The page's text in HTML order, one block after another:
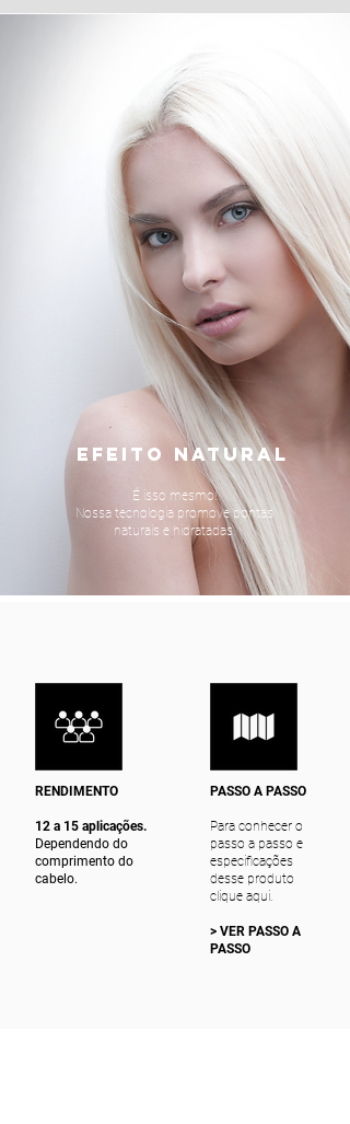
EFEITO NATURAL
É isso mesmo!
Nossa tecnologia promove pontas
naturais e hidratadas.
RENDIMENTO
12 a 15 aplicações.
Dependendo do
comprimento do
cabelo.
PASSO A PASSO
Para conhecer o
passo a passo e
especificações
desse produto
clique aqui.
> VER PASSO A
PASSO